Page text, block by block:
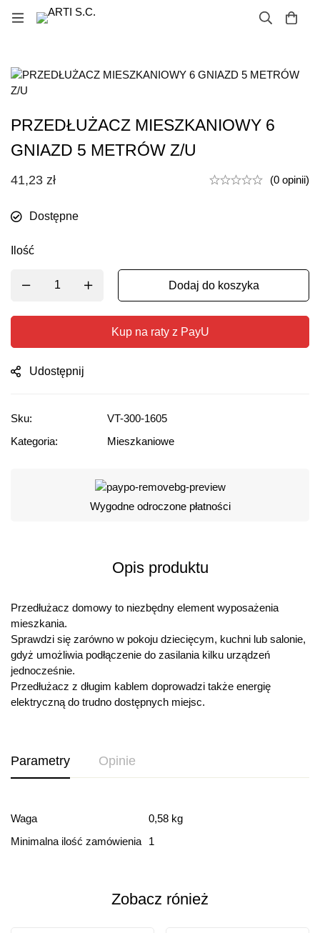
PRZEDŁUŻACZ MIESZKANIOWY 6
GNIAZD 5 METRÓW Z/U
41,23 zł (0 opinii)
Dostępne
Ilość
Dodaj do koszyka
Kup na raty z PayU
Udostępnij
Sku:
VT-300-1605
Kategoria:
Mieszkaniowe
Wygodne odroczone płatności
Opis produktu
Przedłużacz domowy to niezbędny element wyposażenia
mieszkania.
Sprawdzi się zarówno w pokoju dziecięcym, kuchni lub salonie,
gdyż umożliwia podłączenie do zasilania kilku urządzeń
jednocześnie.
Przedłużacz z długim kablem doprowadzi także energię
elektryczną do trudno dostępnych miejsc.
Parametry Opinie
Waga
0,58 kg
Minimalna ilość zamówienia
1
Ocena i recenzja
Based on 0 Reviews
Ten produkt nie ma jeszcze opinii
Zobacz rónież